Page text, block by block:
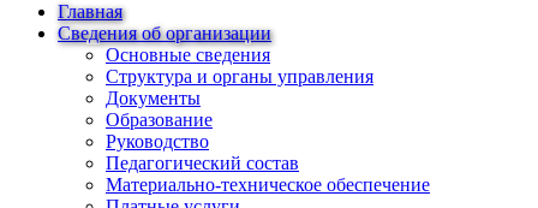
Главная
Сведения об организации
Основные сведения
Структура и органы управления
Документы
Образование
Руководство
Педагогический состав
Материально-техническое обеспечение